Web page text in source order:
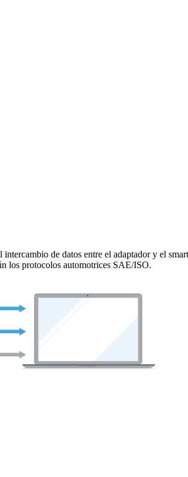
de datos entre el adaptador y el
los protocolos automotrices SAE/ISO.